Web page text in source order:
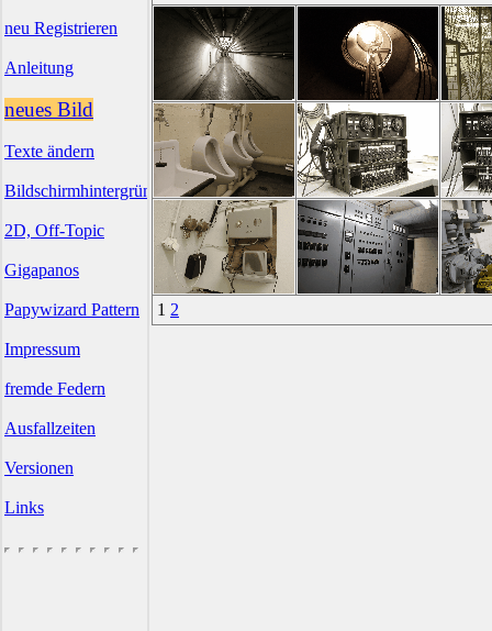
neu Registrieren
Anleitung
neues Bild
Texte ändern
Bildschirmhintergründe
2D, Off-Topic
Gigapanos
Papywizard Pattern
Impressum
fremde Federn
Ausfallzeiten
Versionen
Links
1 2